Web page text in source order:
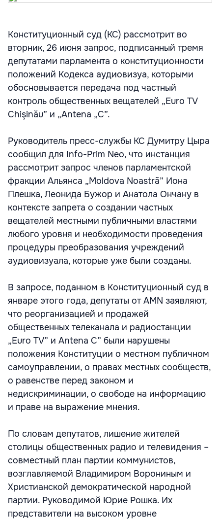
Конституционный суд (КС) рассмотрит во
вторник, 26 июня запрос, подписанный тремя
депутатами парламента о конституционности
положений Кодекса аудиовизуа, которыми
обосновывается передача под частный
контроль общественных вещателей „Euro TV
Chişinău” и „Antena „C”.
Руководитель пресс-службы КС Думитру Цыра
сообщил для Info-Prim Neo, что инстанция
рассмотрит запрос членов парламентской
фракции Альянса „Moldova Noastră” Иона
Плешка, Леонида Бужор и Анатола Ончану в
контексте запрета о создании частных
вещателей местными публичными властями
любого уровня и необходимости проведения
процедуры преобразования учреждений
аудиовизуала, которые уже были созданы.
В запросе, поданном в Конституционный суд в
январе этого года, депутаты от AMN заявляют,
что реорганизацией и продажей
общественных телеканала и радиостанции
„Euro TV” и Antena C” были нарушены
положения Конституции о местном публичном
самоуправлении, о правах местных сообществ,
о равенстве перед законом и
недискриминации, о свободе на информацию
и праве на выражение мнения.
По словам депутатов, лишение жителей
столицы общественных радио и телевидения –
совместный план партии коммунистов,
возглавляемой Владимиром Ворониным и
Христианской демократической народной
партии. Руководимой Юрие Рошка. Их
представители на высоком уровне